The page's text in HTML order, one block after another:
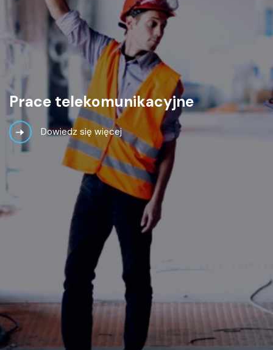
Prace telekomunikacyjne
Dowiedz się więcej